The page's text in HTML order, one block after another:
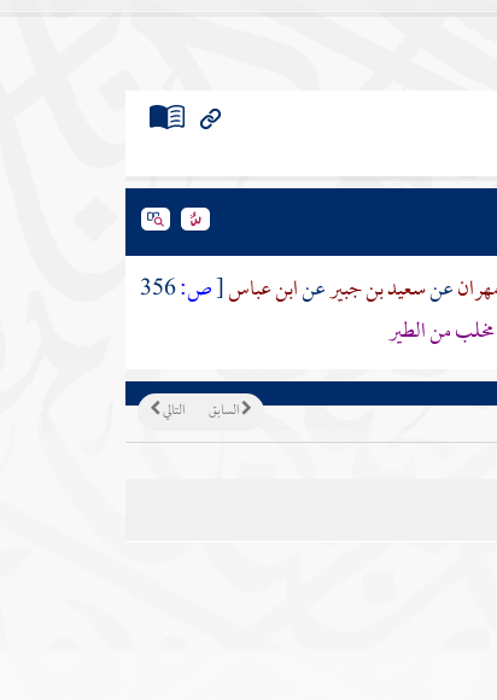
عنسعيد بن جبيرعنابن عباس[ص:356
من الطير
التالي السابق